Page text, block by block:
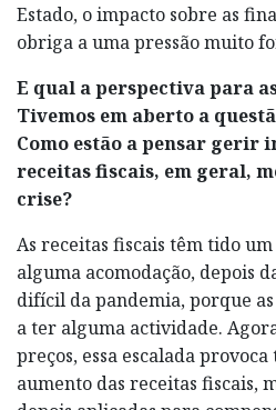
Estado, o impacto sobre as
obriga a uma pressão muito
E qual a perspectiva para
Tivemos em aberto a
Como estão a pensar gerir
receitas fiscais, em geral,
crise?
As receitas fiscais têm tido
alguma acomodação, depois
difícil da pandemia, porque
a ter alguma actividade.
preços, essa escalada
aumento das receitas fiscais,